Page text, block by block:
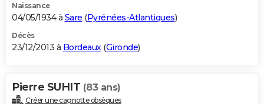
Naissance
04/05/1934 à Sare (Pyrénées-Atlantiques)
Décès
23/12/2013 à Bordeaux(Gironde)
Pierre SUHIT (83 ans)
Créer une cagnotte obsèques